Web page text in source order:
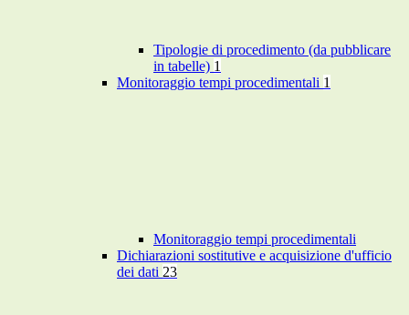
Tipologie di procedimento (da pubblicare
in tabelle) 1
Monitoraggio tempi procedimentali 1
Monitoraggio tempi procedimentali
Dichiarazioni sostitutive e acquisizione d'ufficio
dei dati 23